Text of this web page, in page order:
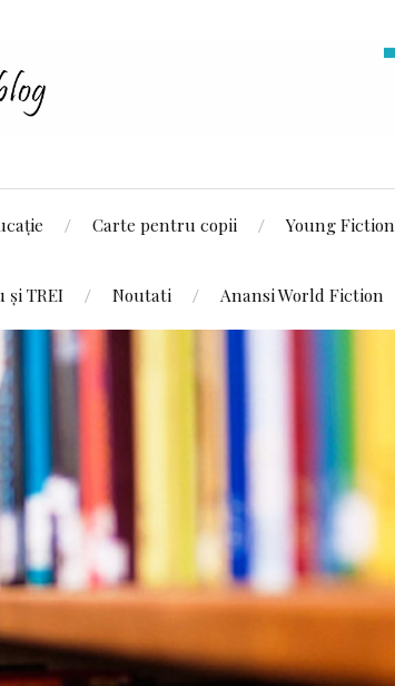
Carte pentru copii Young Fiction
și TREI Noutati Anansi World Fiction